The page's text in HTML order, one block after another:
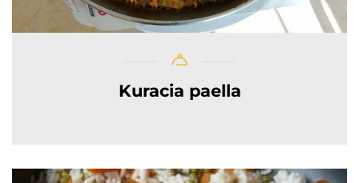
Kuracia paella